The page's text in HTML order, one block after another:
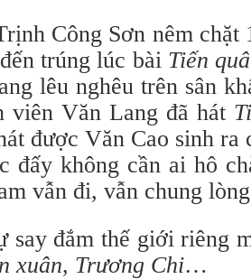
Công Sơn nêm chặt
trúng lúc bàiTiến
lêu nghêu trên sân
viên Văn Lang đã hát
được Văn Cao sinh ra
đấy không cần ai hô
vẫn đi, vẫn chung
say đắm thế giới riêng
xuân, Trương Chi…